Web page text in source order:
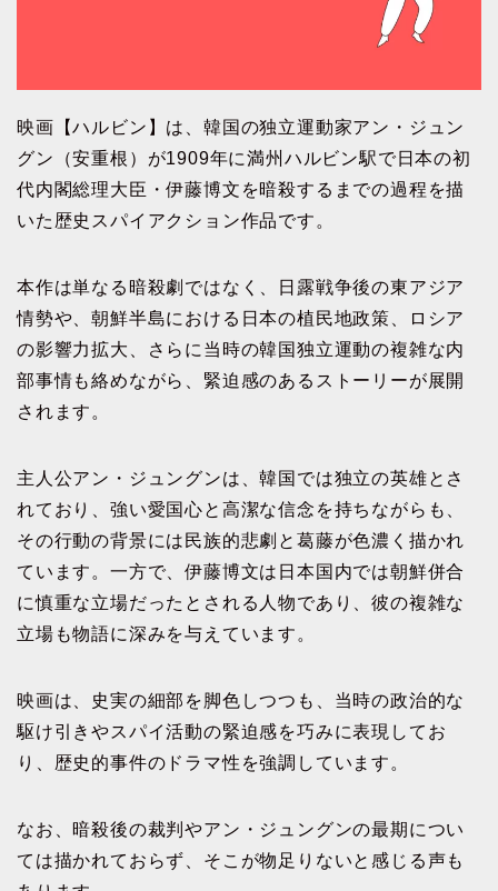
映画【ハルビン】は、韓国の独立運動家アン・ジュン
グン（安重根）が1909年に満州ハルビン駅で日本の初
代内閣総理大臣・伊藤博文を暗殺するまでの過程を描
いた歴史スパイアクション作品です。
本作は単なる暗殺劇ではなく、日露戦争後の東アジア
情勢や、朝鮮半島における日本の植民地政策、ロシア
の影響力拡大、さらに当時の韓国独立運動の複雑な内
部事情も絡めながら、緊迫感のあるストーリーが展開
されます。
主人公アン・ジュングンは、韓国では独立の英雄とさ
れており、強い愛国心と高潔な信念を持ちながらも、
その行動の背景には民族的悲劇と葛藤が色濃く描かれ
ています。一方で、伊藤博文は日本国内では朝鮮併合
に慎重な立場だったとされる人物であり、彼の複雑な
立場も物語に深みを与えています。
映画は、史実の細部を脚色しつつも、当時の政治的な
駆け引きやスパイ活動の緊迫感を巧みに表現してお
り、歴史的事件のドラマ性を強調しています。
なお、暗殺後の裁判やアン・ジュングンの最期につい
ては描かれておらず、そこが物足りないと感じる声も